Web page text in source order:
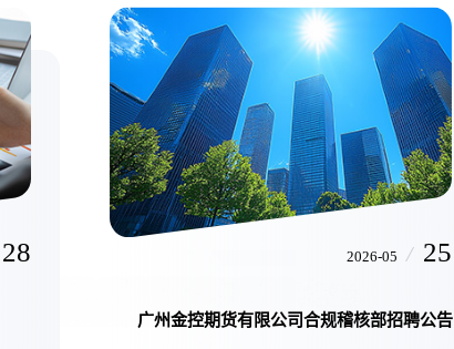
28 2026-05 / 25
广州金控期货有限公司合规稽核部招聘公告